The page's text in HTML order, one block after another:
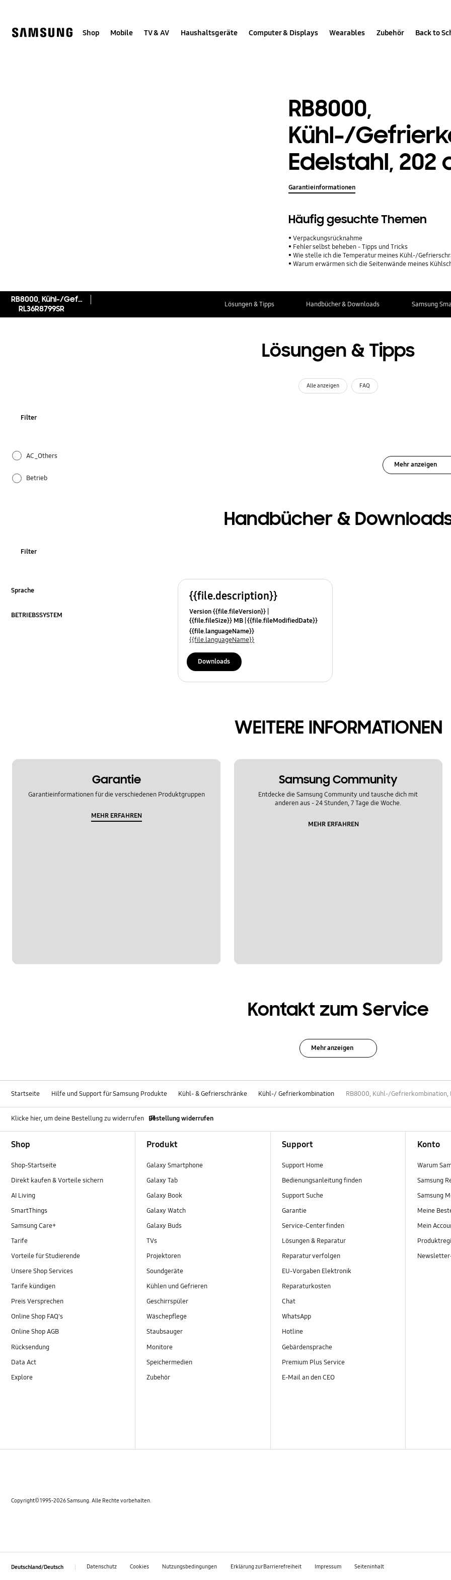
help
Shop Mobile TV & AV Haushaltsgeräte Computer & Displays Wearables Zubehör Back to
RB8000,
Kühl-/
Edelstahl, 202
Garantieinformationen
Häufig gesuchte Themen
Verpackungsrücknahme
Fehler selbst beheben - Tipps und Tricks
Wie stelle ich die Temperatur meines Kühl-/
Warum erwärmen sich die Seitenwände meines
RB8000, Kühl-/Gefrierkombination, Edelstahl, 202 cm, 368 ℓ
RL36R8799SR
Lösungen & Tipps Handbücher & Downloads Samsung
Lösungen & Tipps
Alle anzeigen FAQ
Filter
AC_Others
Betrieb
Installation & Inbetriebnahme
Kühlung
Mehr anzeigen
Handbücher &
Filter
Sprache
BETRIEBSSYSTEM
{{file.description}}
Version {{file.fileVersion}}
{{file.fileSize}} MB {{file.fileModifiedDate}}
{{file.osNames}}
{{file.languageName}}
{{file.languageName}}
Downloads
WEITERE INFORMATIONEN
Garantie
Garantieinformationen für die verschiedenen Produktgruppen
MEHR ERFAHREN
Samsung Community
Entdecke die Samsung Community und tausche dich mit
anderen aus - 24 Stunden, 7 Tage die Woche.
MEHR ERFAHREN
Kontakt zum Service
Mehr anzeigen
Startseite Hilfe und Support für Samsung Produkte Kühl- & Gefrierschränke Kühl-/ Gefrierkombination RB8000, Kühl-/Gefrierkombination,
Klicke hier, um deine Bestellung zu widerrufen Bestellung widerrufen
Shop
Shop-Startseite
Direkt kaufen & Vorteile sichern
AI Living
SmartThings
Samsung Care+
Tarife
Vorteile für Studierende
Unsere Shop Services
Tarife kündigen
Preis Versprechen
Online Shop FAQ's
Online Shop AGB
Rücksendung
Data Act
Explore
Produkt
Galaxy Smartphone
Galaxy Tab
Galaxy Book
Galaxy Watch
Galaxy Buds
TVs
Projektoren
Soundgeräte
Kühlen und Gefrieren
Geschirrspüler
Wäschepflege
Staubsauger
Monitore
Speichermedien
Zubehör
Support
Support Home
Bedienungsanleitung finden
Support Suche
Garantie
Service-Center finden
Lösungen & Reparatur
Reparatur verfolgen
EU-Vorgaben Elektronik
Reparaturkosten
Chat
WhatsApp
Hotline
Gebärdensprache
Premium Plus Service
E-Mail an den CEO
Konto
Warum
Samsung
Samsung
Meine
Mein
Copyright© 1995-2026 Samsung. Alle Rechte vorbehalten.
Deutschland/Deutsch Datenschutz Cookies Nutzungsbedingungen Erklärung zur Barrierefreiheit Impressum Seiteninhalt